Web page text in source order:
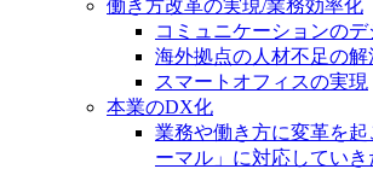
働き方改革の実現/業務効率化
コミュニケーションの
海外拠点の人材不足の解
スマートオフィスの実現
本業のDX化
業務や働き方に変革を起
ーマル」に対応していき